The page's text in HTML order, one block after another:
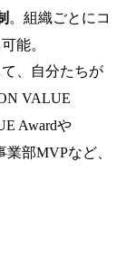
。組織ごとにコ
能。
、自分たちが
VALUE
Awardや
部MVPなど、